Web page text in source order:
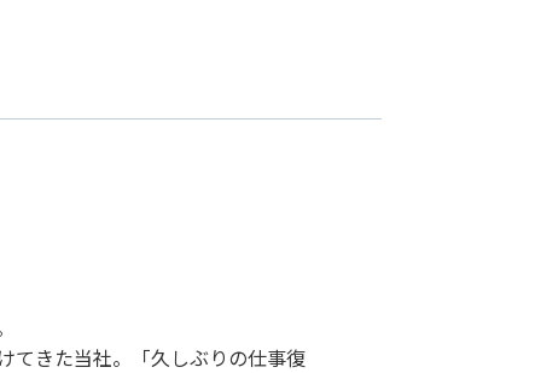
てきた当社。「久しぶりの仕事復